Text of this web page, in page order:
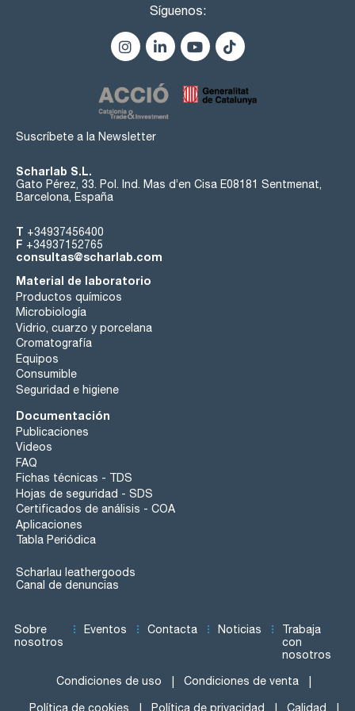
Síguenos:
Suscríbete a la Newsletter
Scharlab S.L.
Gato Pérez, 33. Pol. Ind. Mas d’en Cisa E08181 Sentmenat,
Barcelona, España
T +34937456400
F +34937152765
consultas@scharlab.com
Material de laboratorio
Productos químicos
Microbiología
Vidrio, cuarzo y porcelana
Cromatografía
Equipos
Consumible
Seguridad e higiene
Documentación
Publicaciones
Videos
FAQ
Fichas técnicas - TDS
Hojas de seguridad - SDS
Certificados de análisis - COA
Aplicaciones
Tabla Periódica
Scharlau leathergoods
Canal de denuncias
Sobre
nosotros
Eventos Contacta Noticias
Trabaja
con
nosotros
Condiciones de uso Condiciones de venta
Política de cookies Política de privacidad Calidad